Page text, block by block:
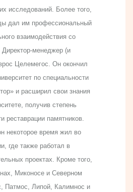
исследований. Более того,
дал им профессиональный
взаимодействия со
менеджер (и
Целемегос. Он окончил
по специальности
и расширил свои знания
получив степень
реставрации памятников.
некоторое время жил во
где также работал в
проектах. Кроме того,
Миконосе и Северном
Патмос, Липой, Калимнос и